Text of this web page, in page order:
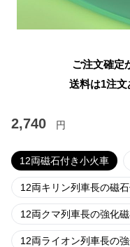
ご注文確定
送料は1注文
2,740 円
12両磁石付き小火車
12両キリン列車長の磁
12両クマ列車長の強化
12両ライオン列車長の